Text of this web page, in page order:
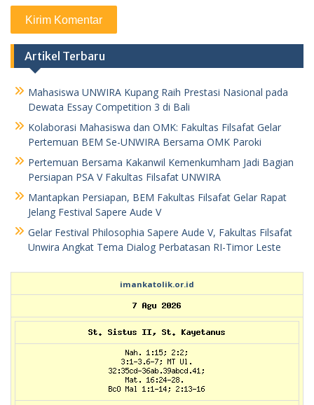
Artikel Terbaru
Mahasiswa UNWIRA Kupang Raih Prestasi Nasional pada
Dewata Essay Competition 3 di Bali
Kolaborasi Mahasiswa dan OMK: Fakultas Filsafat Gelar
Pertemuan BEM Se-UNWIRA Bersama OMK Paroki
Pertemuan Bersama Kakanwil Kemenkumham Jadi Bagian
Persiapan PSA V Fakultas Filsafat UNWIRA
Mantapkan Persiapan, BEM Fakultas Filsafat Gelar Rapat
Jelang Festival Sapere Aude V
Gelar Festival Philosophia Sapere Aude V, Fakultas Filsafat
Unwira Angkat Tema Dialog Perbatasan RI-Timor Leste
imankatolik.or.id